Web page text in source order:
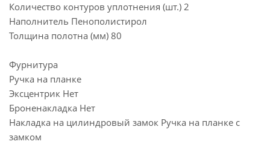
Количество контуров уплотнения (шт.) 2
Наполнитель Пенополистирол
Толщина полотна (мм) 80
Фурнитура
Ручка на планке
Эксцентрик Нет
Броненакладка Нет
Накладка на цилиндровый замок Ручка на планке с
замком